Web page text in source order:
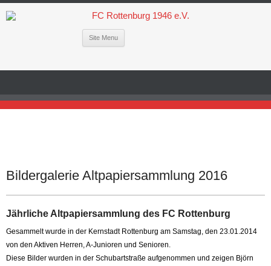
Site Menu
Bildergalerie Altpapiersammlung 2016
Jährliche Altpapiersammlung des FC Rottenburg
Gesammelt wurde in der Kernstadt Rottenburg am Samstag, den 23.01.2014
von den Aktiven Herren, A-Junioren und Senioren.
Diese Bilder wurden in der Schubartstraße aufgenommen und zeigen Björn